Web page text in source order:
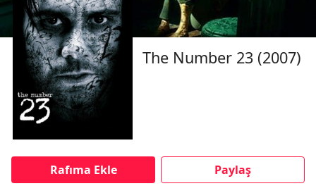
The Number 23 (2007)
Rafıma Ekle Paylaş